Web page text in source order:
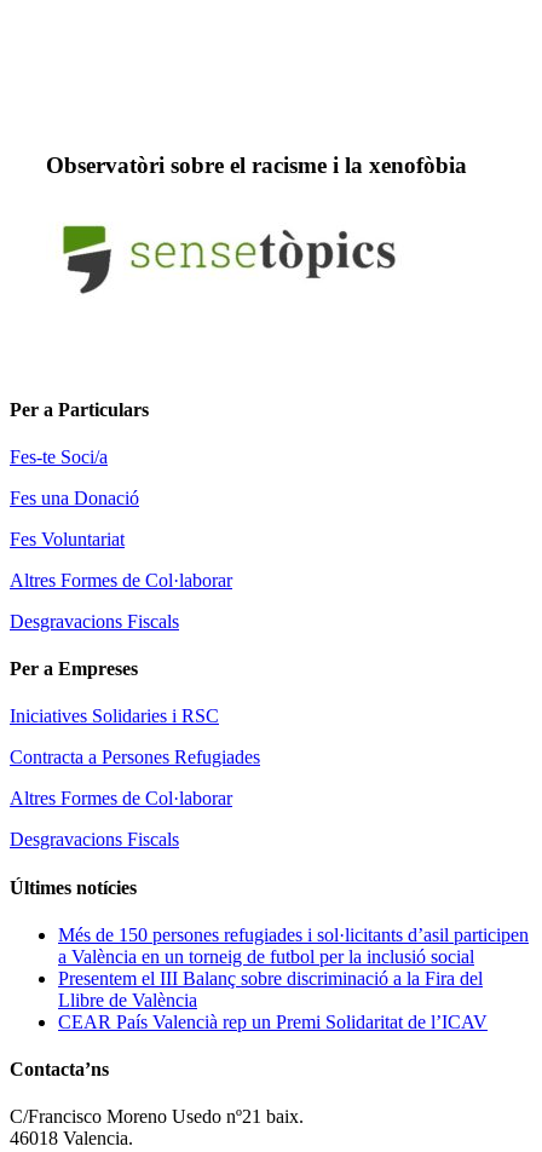
Observatòri sobre el racisme i la xenofòbia
Per a Particulars
Fes-te Soci/a
Fes una Donació
Fes Voluntariat
Altres Formes de Col·laborar
Desgravacions Fiscals
Per a Empreses
Iniciatives Solidaries i RSC
Contracta a Persones Refugiades
Altres Formes de Col·laborar
Desgravacions Fiscals
Últimes notícies
Més de 150 persones refugiades i sol·licitants d’asil participen
a València en un torneig de futbol per la inclusió social
Presentem el III Balanç sobre discriminació a la Fira del
Llibre de València
CEAR País Valencià rep un Premi Solidaritat de l’ICAV
Contacta’ns
C/Francisco Moreno Usedo nº21 baix.
46018 Valencia.